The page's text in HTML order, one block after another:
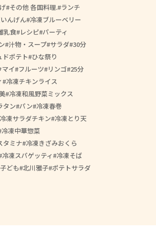
その他 各国料理. ランチ
んげん 冷凍ブルーベリー
乳食 レシピ パーティ
汁物・スープ サラダ 30分
ドポテト ひな祭り
マイ フルーツ リンゴ 25分
冷凍チキンライス
冷凍和風野菜ミックス
タン パン 冷凍春巻
冷凍サラダチキン 冷凍とり天
冷凍中華惣菜
タミナ 冷凍きざみおくら
冷凍スパゲッティ 冷凍そば
子ども 北川雅子 ポテトサラダ